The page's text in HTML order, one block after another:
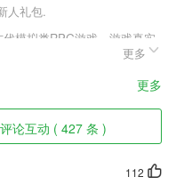
人礼包.
模拟类RPG游戏，游戏真实
感，精美的画风，加上古典动
风流摄政手游王公测版v1.0.
王也能当一朝皇帝，喜欢的
更多
更多
论互动 ( 427 条 )
112